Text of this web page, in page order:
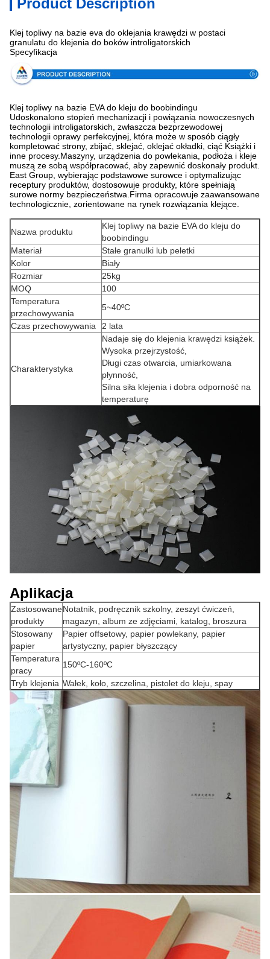
Product Description
Klej topliwy na bazie eva do oklejania krawędzi w postaci
granulatu do klejenia do boków introligatorskich
Specyfikacja
Klej topliwy na bazie EVA do kleju do boobindingu
Udoskonalono stopień mechanizacji i powiązania nowoczesnych
technologii introligatorskich, zwłaszcza bezprzewodowej
technologii oprawy perfekcyjnej, która może w sposób ciągły
kompletować strony, zbijać, sklejać, oklejać okładki, ciąć Książki i
inne procesy.Maszyny, urządzenia do powlekania, podłoża i kleje
muszą ze sobą współpracować, aby zapewnić doskonały produkt.
East Group, wybierając podstawowe surowce i optymalizując
receptury produktów, dostosowuje produkty, które spełniają
surowe normy bezpieczeństwa.Firma opracowuje zaawansowane
technologicznie, zorientowane na rynek rozwiązania klejące.
Nazwa produktu
Klej topliwy na bazie EVA do kleju do
boobindingu
Materiał
Stałe granulki lub peletki
Kolor
Biały
Rozmiar
25kg
MOQ
100
Temperatura
przechowywania
5~40ºC
Czas przechowywania
2 lata
Charakterystyka
Nadaje się do klejenia krawędzi książek.
Wysoka przejrzystość,
Długi czas otwarcia, umiarkowana
płynność,
Silna siła klejenia i dobra odporność na
temperaturę
Aplikacja
Zastosowane
produkty
Notatnik, podręcznik szkolny, zeszyt ćwiczeń,
magazyn, album ze zdjęciami, katalog, broszura
Stosowany
papier
Papier offsetowy, papier powlekany, papier
artystyczny, papier błyszczący
Temperatura
pracy
150ºC-160ºC
Tryb klejenia Wałek, koło, szczelina, pistolet do kleju, spay